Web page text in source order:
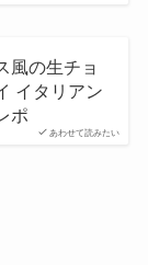
あわせて読みたい
風の生チョ
イタリアン
ポ